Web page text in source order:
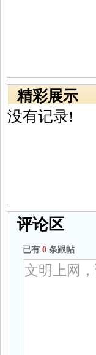
精彩展示
没有记录!
评论区
已有 0 条跟帖